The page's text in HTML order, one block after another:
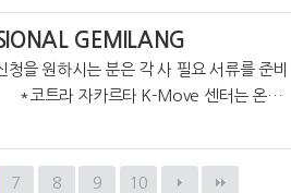
GEMILANG
을 원하시는 분은 각 사 필요 서류를 준비
하고 있습니다. https://cafe.naver.com/
7 8 9 10